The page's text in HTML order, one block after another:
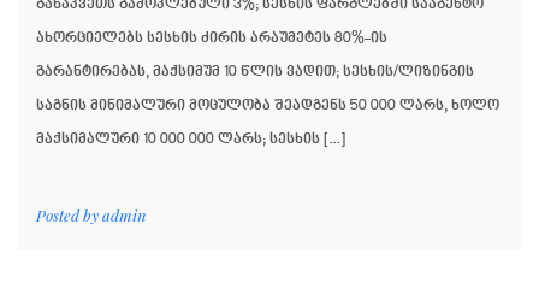
განაკვეთს გამოკლებული 3%; სესხის ფარგლებში სააგენტო
ახორციელებს სესხის ძირის არაუმეტეს 80%-ის
გარანტირებას, მაქსიმუმ 10 წლის ვადით; სესხის/ლიზინგის
საგნის მინიმალური მოცულობა შეადგენს 50 000 ლარს, ხოლო
მაქსიმალური 10 000 000 ლარს; სესხის […]
Posted byadmin